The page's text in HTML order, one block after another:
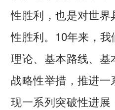
性胜利，也是对世
性胜利。10年来，
理论、基本路线、
战略性举措，推进
现一系列突破性进